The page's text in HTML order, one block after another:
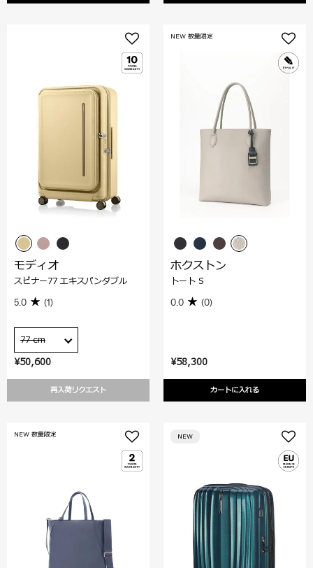
¥50,600
再入荷リクエスト
モディオ
スピナー77 エキスパンダブル
5.0 (1)
77 cm
¥58,300
カートに入れる
NEW 数量限定
ホクストン
トート S
0.0 (0)
NEW 数量限定 NEW